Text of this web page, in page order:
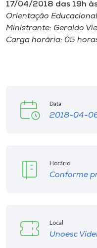
17/04/2018 das 19h
Orientação Educacional
Ministrante: Geraldo
Carga horária: 05
Data
2018-04-
Horário
Conforme
Local
Unoesc